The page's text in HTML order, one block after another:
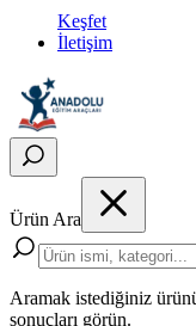
Keşfet
İletişim
Ürün Ara
Aramak istediğiniz
sonuçları görün.